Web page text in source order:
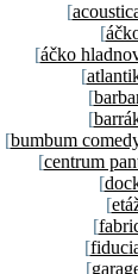
[
[
[áčko
[
[
[
[bumbum
[centrum
[
[
[
[
[